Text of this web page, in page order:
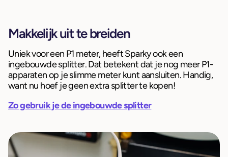
Makkelijk uit te breiden
Uniek voor een P1 meter, heeft Sparky ook een
ingebouwde splitter. Dat betekent dat je nog meer P1-
apparaten op je slimme meter kunt aansluiten. Handig,
want nu hoef je geen extra splitter te kopen!
Zo gebruik je de ingebouwde splitter